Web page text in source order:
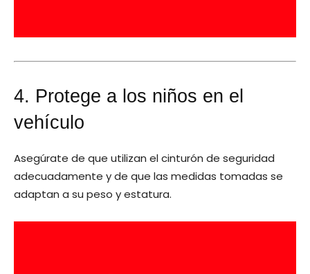
4. Protege a los niños en el
vehículo
Asegúrate de que utilizan el cinturón de seguridad
adecuadamente y de que las medidas tomadas se
adaptan a su peso y estatura.